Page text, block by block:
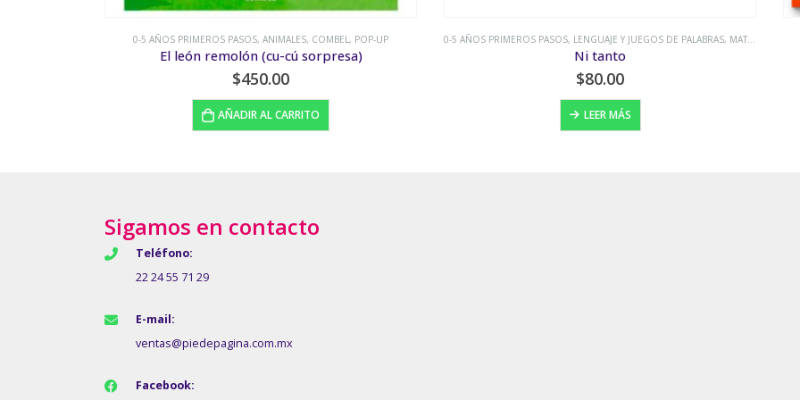
0-5 AÑOS PRIMEROS PASOS ,LENGUAJE Y JUEGOS DE PALABRAS, , TECOLOTE
Ni tanto
$80.00
LEER MÁS
0-5 AÑOS PRIMEROS PASOS,ANIMALES,EL NARANJO
¡Ruge!
$180.00
AÑADIR AL CARRITO
0-
Sigamos en contacto
Teléfono:
22 24 55 71 29
E-mail:
ventas@piedepagina.com.mx
Facebook: